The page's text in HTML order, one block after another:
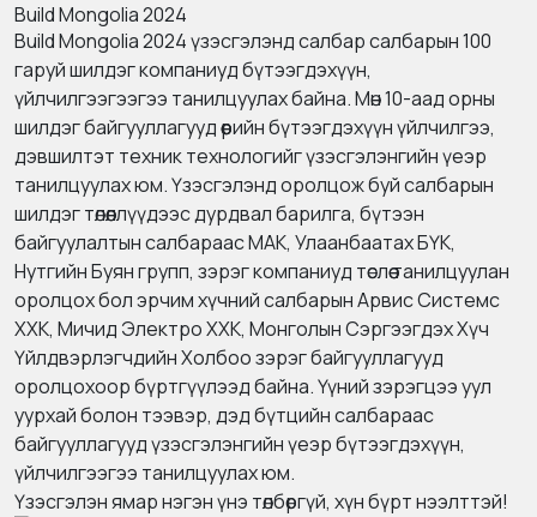
Build Mongolia 2024
Build Mongolia 2024 үзэсгэлэнд салбар салбарын 100
гаруй шилдэг компаниуд бүтээгдэхүүн,
үйлчилгээгээгээ танилцуулах байна. Мөн 10-аад орны
шилдэг байгууллагууд өөрийн бүтээгдэхүүн үйлчилгээ,
дэвшилтэт техник технологийг үзэсгэлэнгийн үеэр
танилцуулах юм. Үзэсгэлэнд оролцож буй салбарын
шилдэг төлөөллүүдээс дурдвал барилга, бүтээн
байгуулалтын салбараас МАК, Улаанбаатах БҮК,
Нутгийн Буян групп, зэрэг компаниуд төслөө танилцуулан
оролцох бол эрчим хүчний салбарын Арвис Системс
ХХК, Мичид Электро ХХК, Монголын Сэргээгдэх Хүч
Үйлдвэрлэгчдийн Холбоо зэрэг байгууллагууд
оролцохоор бүртгүүлээд байна. Үүний зэрэгцээ уул
уурхай болон тээвэр, дэд бүтцийн салбараас
байгууллагууд үзэсгэлэнгийн үеэр бүтээгдэхүүн,
үйлчилгээгээ танилцуулах юм.
Үзэсгэлэн ямар нэгэн үнэ төлбөргүй, хүн бүрт нээлттэй!